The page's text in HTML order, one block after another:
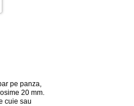
pe panza,
20 mm.
cuie sau